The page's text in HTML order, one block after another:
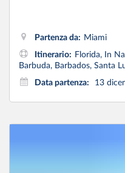
Partenza da: Miami
Itinerario: Florida, In
Barbuda, Barbados, Santa
Data partenza:
13